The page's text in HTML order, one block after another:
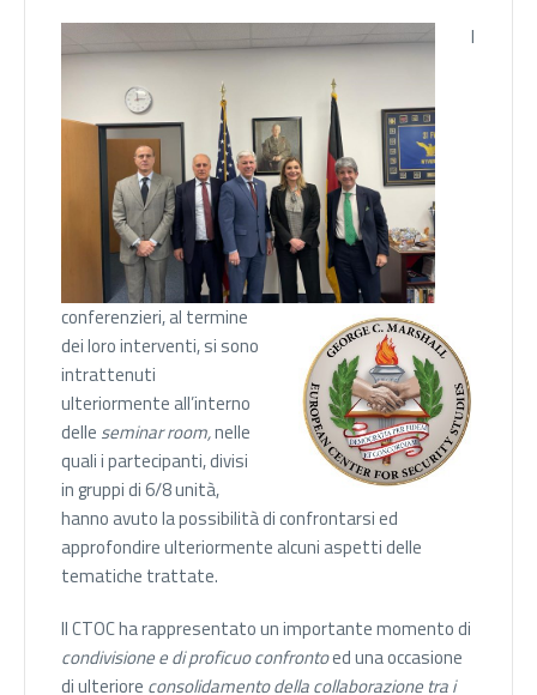
I
conferenzieri, al termine
dei loro interventi, si sono
intrattenuti
ulteriormente all’interno
delle seminar room,nelle
quali i partecipanti, divisi
in gruppi di 6/8 unità,
hanno avuto la possibilità di confrontarsi ed
approfondire ulteriormente alcuni aspetti delle
tematiche trattate.
Il CTOC ha rappresentato un importante momento di
condivisione e di proficuo confrontoed una occasione
di ulteriore consolidamento della collaborazione tra i